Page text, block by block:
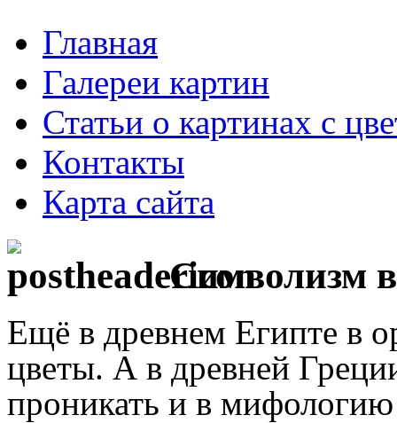
Главная
Галереи картин
Статьи о картинах с
Контакты
Карта сайта
Символизм
Ещё в древнем Египте в
цветы. А в древней
проникать и в мифологию